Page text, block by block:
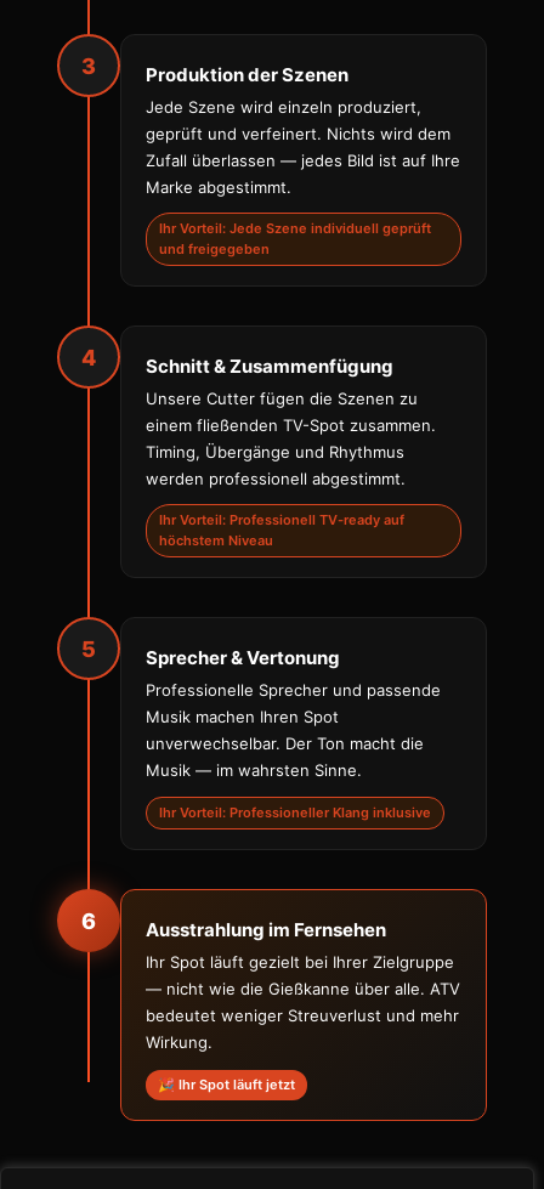
3 Produktion der Szenen
Jede Szene wird einzeln produziert,
geprüft und verfeinert. Nichts wird dem
Zufall überlassen — jedes Bild ist auf Ihre
Marke abgestimmt.
Ihr Vorteil: Jede Szene individuell geprüft
und freigegeben
4 Schnitt & Zusammenfügung
Unsere Cutter fügen die Szenen zu
einem fließenden TV-Spot zusammen.
Timing, Übergänge und Rhythmus
werden professionell abgestimmt.
Ihr Vorteil: Professionell TV-ready auf
höchstem Niveau
5 Sprecher & Vertonung
Professionelle Sprecher und passende
Musik machen Ihren Spot
unverwechselbar. Der Ton macht die
Musik — im wahrsten Sinne.
Ihr Vorteil: Professioneller Klang inklusive
6 Ausstrahlung im Fernsehen
Ihr Spot läuft gezielt bei Ihrer Zielgruppe
— nicht wie die Gießkanne über alle. ATV
bedeutet weniger Streuverlust und mehr
Wirkung.
🎉 Ihr Spot läuft jetzt